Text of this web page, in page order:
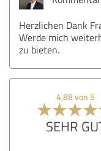
Herzlichen Dank
Werde mich
zu bieten.
4,88 von 5
SEHR